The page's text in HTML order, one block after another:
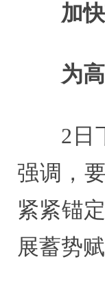
加
为
2日
强调，
紧紧锚
展蓄势赋